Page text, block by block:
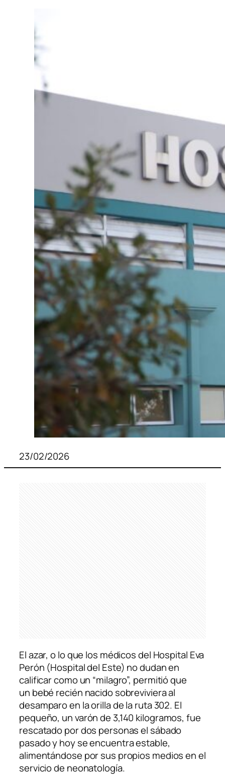
23/02/2026
El azar, o lo que los médicos del Hospital Eva
Perón (Hospital del Este) no dudan en
calificar como un “milagro”, permitió que
un bebé recién nacido sobreviviera al
desamparo en la orilla de la ruta 302. El
pequeño, un varón de 3,140 kilogramos, fue
rescatado por dos personas el sábado
pasado y hoy se encuentra estable,
alimentándose por sus propios medios en el
servicio de neonatología.